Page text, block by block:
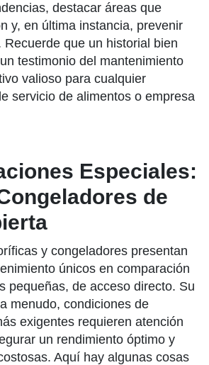
destacar áreas que
y, en última instancia, prevenir
que un historial bien
testimonio del mantenimiento
valioso para cualquier
servicio de alimentos o empresa
Especiales:
de
y congeladores presentan
únicos en comparación
pequeñas, de acceso directo. Su
menudo, condiciones de
exigentes requieren atención
un rendimiento óptimo y
Aquí hay algunas cosas